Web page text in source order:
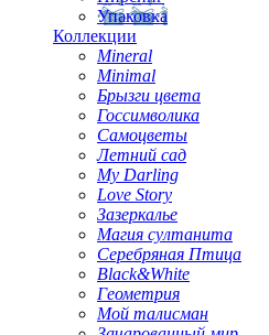
Упаковка
Коллекции
Mineral
Minimal
Брызги цвета
Госсимволика
Самоцветы
Летний сад
My Darling
Love Story
Зазеркалье
Магия султанита
Серебряная Птица
Black&White
Геометрия
Мой талисман